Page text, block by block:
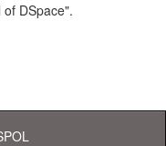
DSpace".